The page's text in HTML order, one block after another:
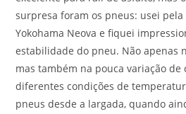
surpresa foram os pneus: usei
Yokohama Neova e fiquei
estabilidade do pneu. Não apenas
mas também na pouca variação de
diferentes condições de
pneus desde a largada, quando